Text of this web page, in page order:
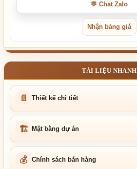
💬 Chat Zalo
Nhận bảng giá
TÀI LIỆU NHANH
📄 Thiết kế chi tiết
🏗 Mặt bằng dự án
💰 Chính sách bán hàng